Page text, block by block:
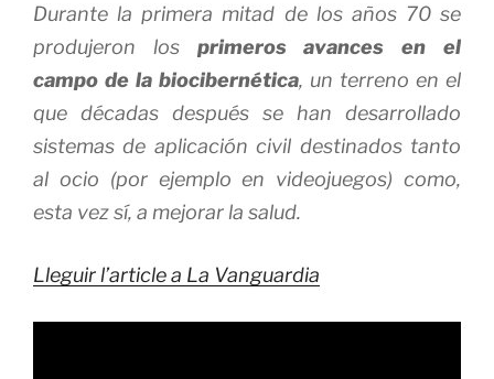
Durante la primera mitad de los años 70 se
produjeron losprimeros avances en el
campo de la biocibernética, un terreno en el
que décadas después se han desarrollado
sistemas de aplicación civil destinados tanto
al ocio (por ejemplo en videojuegos) como,
esta vez sí, a mejorar la salud.
Lleguir l’article a La Vanguardia